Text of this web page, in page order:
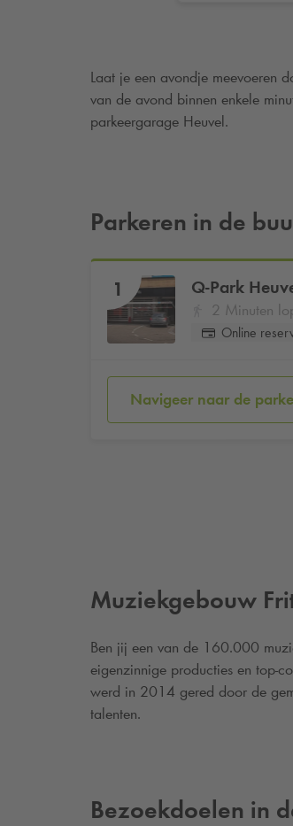
Laat je een avondje meevoeren
van de avond binnen enkele
parkeergarage Heuvel.
Parkeren in de
1 Q-Park
2 Minuten
Online
Navigeer naar de
Muziekgebouw
Ben jij een van de 160.000
eigenzinnige producties en top-
werd in 2014 gered door de
talenten.
Bezoekdoelen in